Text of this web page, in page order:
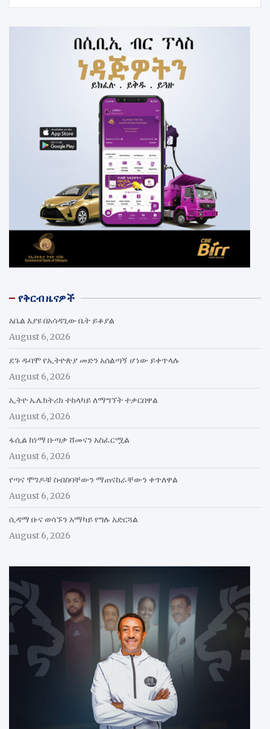
የቅርብ ዜናዎች
አቤል እያዩ በአሳዳጊው ቤት ይቆያል
August 6, 2026
ደጉ ዱባሞ የኢትዮጵያ መድን አሰልጣኝ ሆነው ይቀጥላሉ
August 6, 2026
ኢትዮ ኤሌክትሪክ ተከላካይ ለማግኘት ተቃርበዋል
August 6, 2026
ፋሲል ከነማ ቡጣቃ ሸመናን አስፈርሟል
August 6, 2026
የጣና ሞገዶቹ ስብስባቸውን ማጠናከራቸውን ቀጥለዋል
August 6, 2026
ሲዳማ ቡና ወሳኙን አማካይ የግሉ አድርጓል
August 6, 2026